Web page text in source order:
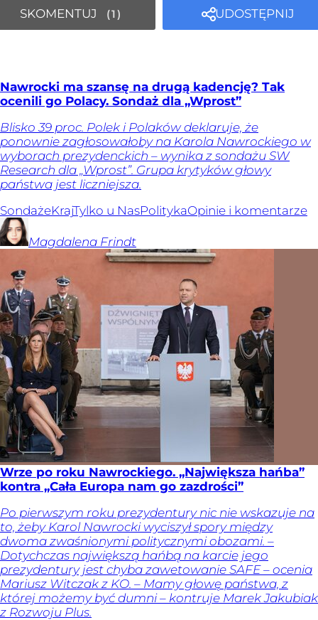
UDOSTĘPNIJ
SKOMENTUJ 1
Nawrocki ma szansę na drugą kadencję? Tak
ocenili go Polacy. Sondaż dla „Wprost”
Blisko 39 proc. Polek i Polaków deklaruje, że
ponownie zagłosowałoby na Karola Nawrockiego w
wyborach prezydenckich – wynika z sondażu SW
Research dla „Wprost”. Grupa krytyków głowy
państwa jest liczniejsza.
SondażeKrajTylko u NasPolitykaOpinie i komentarze
Magdalena Frindt
Wrze po roku Nawrockiego. „Największa hańba”
kontra „Cała Europa nam go zazdrości”
Po pierwszym roku prezydentury nic nie wskazuje na
to, żeby Karol Nawrocki wyciszył spory między
dwoma zwaśnionymi politycznymi obozami. –
Dotychczas największą hańbą na karcie jego
prezydentury jest chyba zawetowanie SAFE – ocenia
Mariusz Witczak z KO. – Mamy głowę państwa, z
której możemy być dumni – kontruje Marek Jakubiak
z Rozwoju Plus.